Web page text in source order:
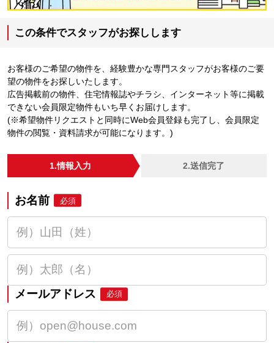
この条件でスタッフがお探しします
お客様のご希望の物件を、経験豊かな専門スタッフがお客様のご要
望の物件をお探しいたします。
広告掲載前の物件、住宅情報誌やチラシ、インターネット等に掲載
できない会員限定物件もいち早くお届けします。
(※希望物件リクエストと同時にWeb会員登録も完了し、会員限定
物件の閲覧・資料請求が可能になります。)
1.情報入力 2.送信完了
お名前 必須
メールアドレス 必須